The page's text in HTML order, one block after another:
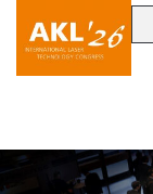
ACAL BFI